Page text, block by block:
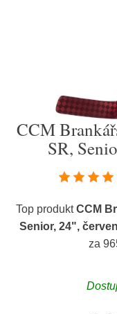
CCM
SR,
Top produktCCM
Senior, 24",
za